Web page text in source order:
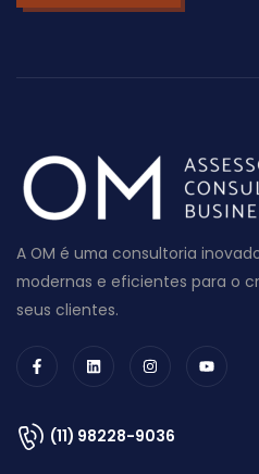
A OM é uma consultoria
modernas e eficientes para o
seus clientes.
(11) 98228-9036